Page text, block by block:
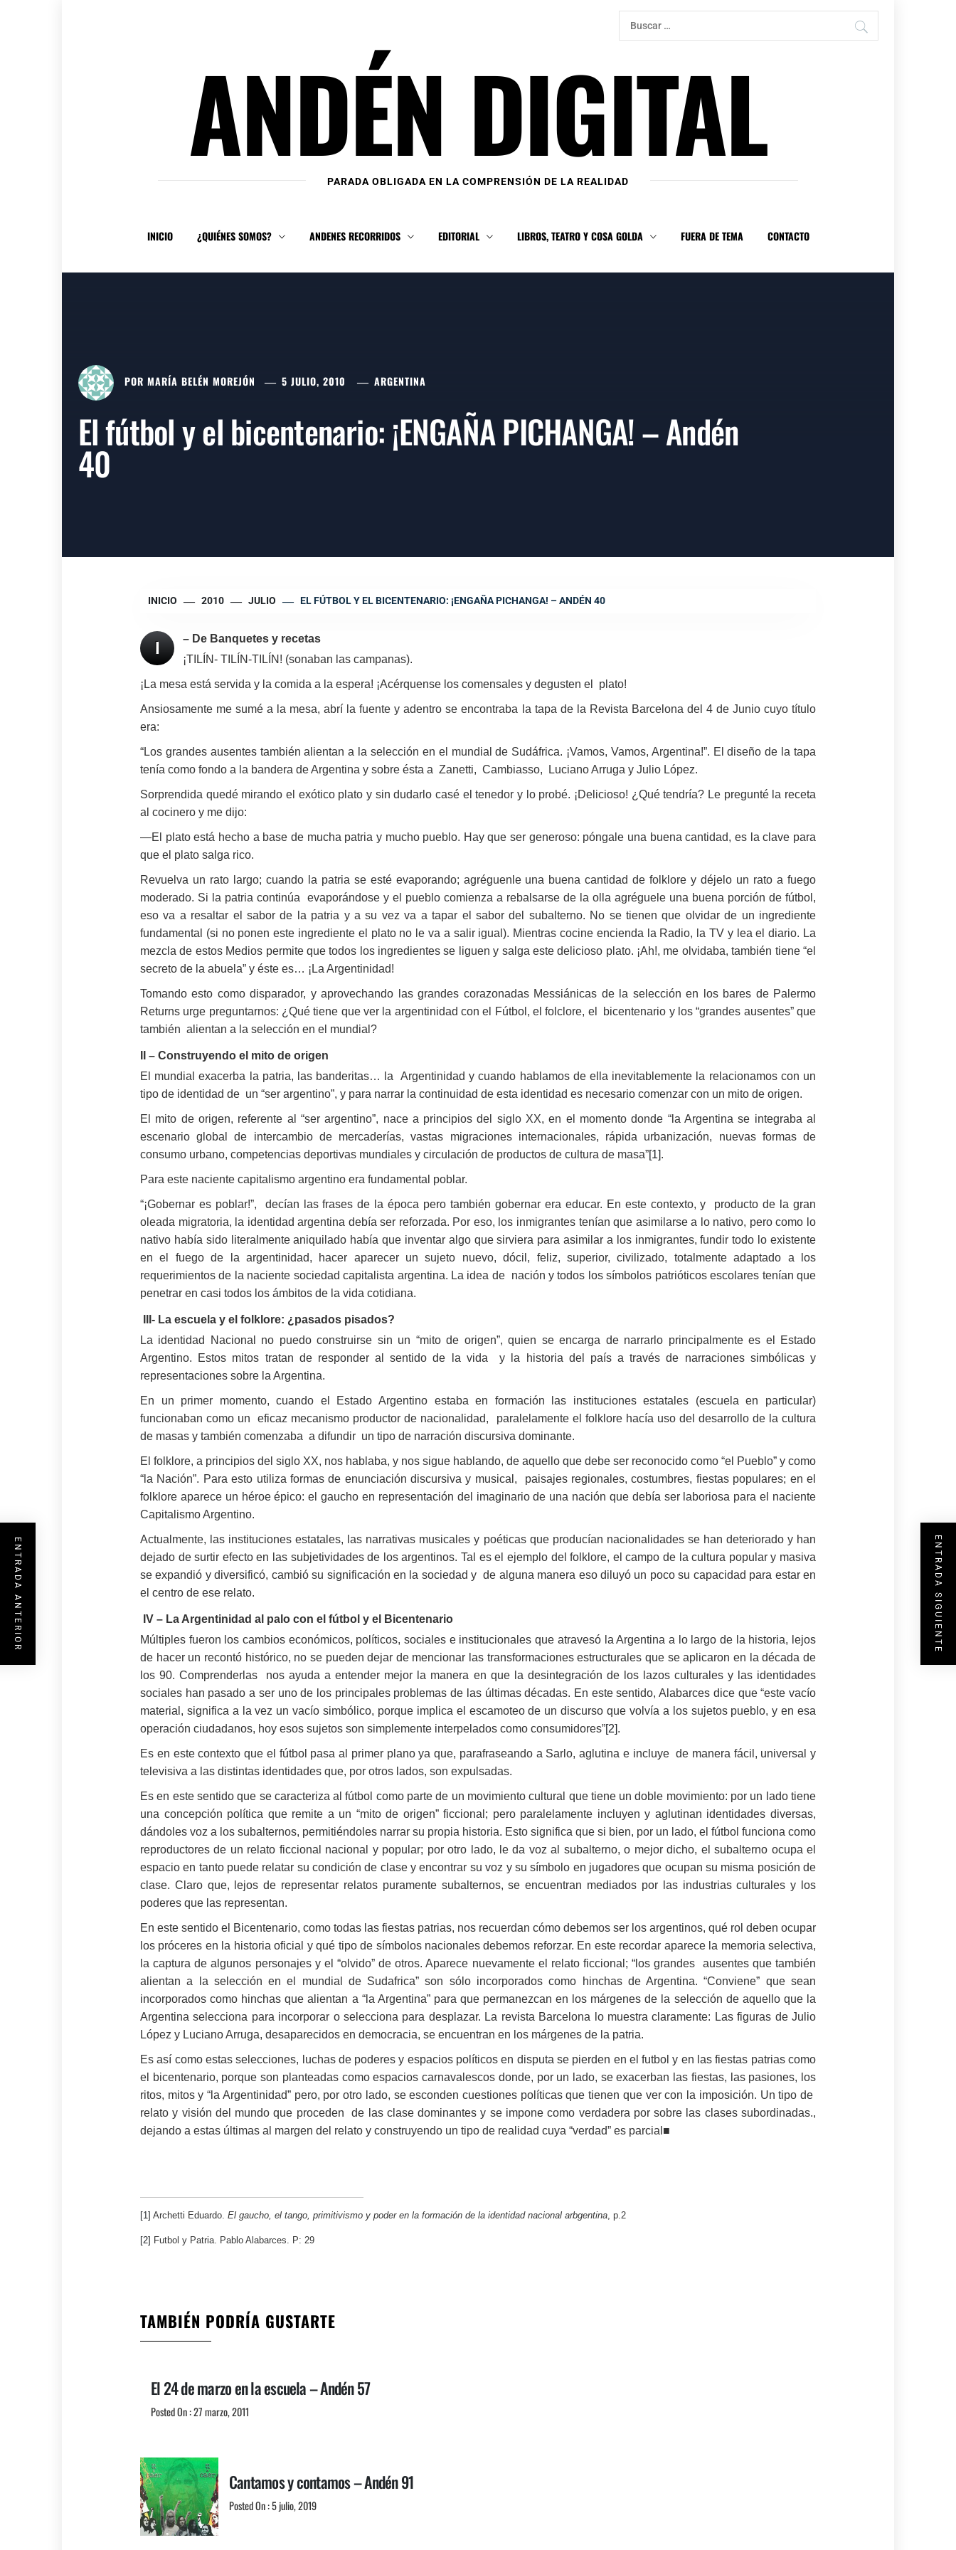
Buscar:
ANDÉN DIGITAL
PARADA OBLIGADA EN LA COMPRENSIÓN DE LA REALIDAD
INICIO ¿QUIÉNES SOMOS? ANDENES RECORRIDOS EDITORIAL LIBROS, TEATRO Y COSA GOLDA FUERA DE TEMA CONTACTO
POR MARÍA BELÉN MOREJÓN 5 JULIO, 2010 ARGENTINA
El fútbol y el bicentenario: ¡ENGAÑA PICHANGA! – Andén
40
INICIO 2010 JULIO EL FÚTBOL Y EL BICENTENARIO: ¡ENGAÑA PICHANGA! – ANDÉN 40
I
– De Banquetes y recetas
¡TILÍN- TILÍN-TILÍN! (sonaban las campanas).
¡La mesa está servida y la comida a la espera! ¡Acérquense los comensales y degusten el plato!
Ansiosamente me sumé a la mesa, abrí la fuente y adentro se encontraba la tapa de la Revista Barcelona del 4 de Junio cuyo título
era:
“Los grandes ausentes también alientan a la selección en el mundial de Sudáfrica. ¡Vamos, Vamos, Argentina!”. El diseño de la tapa
tenía como fondo a la bandera de Argentina y sobre ésta a Zanetti, Cambiasso, Luciano Arruga y Julio López.
Sorprendida quedé mirando el exótico plato y sin dudarlo casé el tenedor y lo probé. ¡Delicioso! ¿Qué tendría? Le pregunté la receta
al cocinero y me dijo:
—El plato está hecho a base de mucha patria y mucho pueblo. Hay que ser generoso: póngale una buena cantidad, es la clave para
que el plato salga rico.
Revuelva un rato largo; cuando la patria se esté evaporando; agréguenle una buena cantidad de folklore y déjelo un rato a fuego
moderado. Si la patria continúa evaporándose y el pueblo comienza a rebalsarse de la olla agréguele una buena porción de fútbol,
eso va a resaltar el sabor de la patria y a su vez va a tapar el sabor del subalterno. No se tienen que olvidar de un ingrediente
fundamental (si no ponen este ingrediente el plato no le va a salir igual). Mientras cocine encienda la Radio, la TV y lea el diario. La
mezcla de estos Medios permite que todos los ingredientes se liguen y salga este delicioso plato. ¡Ah!, me olvidaba, también tiene “el
secreto de la abuela” y éste es… ¡La Argentinidad!
Tomando esto como disparador, y aprovechando las grandes corazonadas Messiánicas de la selección en los bares de Palermo
Returns urge preguntarnos: ¿Qué tiene que ver la argentinidad con el Fútbol, el folclore, el bicentenario y los “grandes ausentes” que
también alientan a la selección en el mundial?
II – Construyendo el mito de origen
El mundial exacerba la patria, las banderitas… la Argentinidad y cuando hablamos de ella inevitablemente la relacionamos con un
tipo de identidad de un “ser argentino”, y para narrar la continuidad de esta identidad es necesario comenzar con un mito de origen.
El mito de origen, referente al “ser argentino”, nace a principios del siglo XX, en el momento donde “la Argentina se integraba al
escenario global de intercambio de mercaderías, vastas migraciones internacionales, rápida urbanización, nuevas formas de
consumo urbano, competencias deportivas mundiales y circulación de productos de cultura de masa”[1].
Para este naciente capitalismo argentino era fundamental poblar.
“¡Gobernar es poblar!”, decían las frases de la época pero también gobernar era educar. En este contexto, y producto de la gran
oleada migratoria, la identidad argentina debía ser reforzada. Por eso, los inmigrantes tenían que asimilarse a lo nativo, pero como lo
nativo había sido literalmente aniquilado había que inventar algo que sirviera para asimilar a los inmigrantes, fundir todo lo existente
en el fuego de la argentinidad, hacer aparecer un sujeto nuevo, dócil, feliz, superior, civilizado, totalmente adaptado a los
requerimientos de la naciente sociedad capitalista argentina. La idea de nación y todos los símbolos patrióticos escolares tenían que
penetrar en casi todos los ámbitos de la vida cotidiana.
III- La escuela y el folklore: ¿pasados pisados?
La identidad Nacional no puedo construirse sin un “mito de origen”, quien se encarga de narrarlo principalmente es el Estado
Argentino. Estos mitos tratan de responder al sentido de la vida y la historia del país a través de narraciones simbólicas y
representaciones sobre la Argentina.
En un primer momento, cuando el Estado Argentino estaba en formación las instituciones estatales (escuela en particular)
funcionaban como un eficaz mecanismo productor de nacionalidad, paralelamente el folklore hacía uso del desarrollo de la cultura
de masas y también comenzaba a difundir un tipo de narración discursiva dominante.
El folklore, a principios del siglo XX, nos hablaba, y nos sigue hablando, de aquello que debe ser reconocido como “el Pueblo” y como
“la Nación”. Para esto utiliza formas de enunciación discursiva y musical, paisajes regionales, costumbres, fiestas populares; en el
folklore aparece un héroe épico: el gaucho en representación del imaginario de una nación que debía ser laboriosa para el naciente
Capitalismo Argentino.
Actualmente, las instituciones estatales, las narrativas musicales y poéticas que producían nacionalidades se han deteriorado y han
dejado de surtir efecto en las subjetividades de los argentinos. Tal es el ejemplo del folklore, el campo de la cultura popular y masiva
se expandió y diversificó, cambió su significación en la sociedad y de alguna manera eso diluyó un poco su capacidad para estar en
el centro de ese relato.
IV – La Argentinidad al palo con el fútbol y el Bicentenario
Múltiples fueron los cambios económicos, políticos, sociales e institucionales que atravesó la Argentina a lo largo de la historia, lejos
de hacer un recontó histórico, no se pueden dejar de mencionar las transformaciones estructurales que se aplicaron en la década de
los 90. Comprenderlas nos ayuda a entender mejor la manera en que la desintegración de los lazos culturales y las identidades
sociales han pasado a ser uno de los principales problemas de las últimas décadas. En este sentido, Alabarces dice que “este vacío
material, significa a la vez un vacío simbólico, porque implica el escamoteo de un discurso que volvía a los sujetos pueblo, y en esa
operación ciudadanos, hoy esos sujetos son simplemente interpelados como consumidores”[2].
Es en este contexto que el fútbol pasa al primer plano ya que, parafraseando a Sarlo, aglutina e incluye de manera fácil, universal y
televisiva a las distintas identidades que, por otros lados, son expulsadas.
Es en este sentido que se caracteriza al fútbol como parte de un movimiento cultural que tiene un doble movimiento: por un lado tiene
una concepción política que remite a un “mito de origen” ficcional; pero paralelamente incluyen y aglutinan identidades diversas,
dándoles voz a los subalternos, permitiéndoles narrar su propia historia. Esto significa que si bien, por un lado, el fútbol funciona como
reproductores de un relato ficcional nacional y popular; por otro lado, le da voz al subalterno, o mejor dicho, el subalterno ocupa el
espacio en tanto puede relatar su condición de clase y encontrar su voz y su símbolo en jugadores que ocupan su misma posición de
clase. Claro que, lejos de representar relatos puramente subalternos, se encuentran mediados por las industrias culturales y los
poderes que las representan.
En este sentido el Bicentenario, como todas las fiestas patrias, nos recuerdan cómo debemos ser los argentinos, qué rol deben ocupar
los próceres en la historia oficial y qué tipo de símbolos nacionales debemos reforzar. En este recordar aparece la memoria selectiva,
la captura de algunos personajes y el “olvido” de otros. Aparece nuevamente el relato ficcional; “los grandes ausentes que también
alientan a la selección en el mundial de Sudafrica” son sólo incorporados como hinchas de Argentina. “Conviene” que sean
incorporados como hinchas que alientan a “la Argentina” para que permanezcan en los márgenes de la selección de aquello que la
Argentina selecciona para incorporar o selecciona para desplazar. La revista Barcelona lo muestra claramente: Las figuras de Julio
López y Luciano Arruga, desaparecidos en democracia, se encuentran en los márgenes de la patria.
Es así como estas selecciones, luchas de poderes y espacios políticos en disputa se pierden en el futbol y en las fiestas patrias como
el bicentenario, porque son planteadas como espacios carnavalescos donde, por un lado, se exacerban las fiestas, las pasiones, los
ritos, mitos y “la Argentinidad” pero, por otro lado, se esconden cuestiones políticas que tienen que ver con la imposición. Un tipo de
relato y visión del mundo que proceden de las clase dominantes y se impone como verdadera por sobre las clases subordinadas.,
dejando a estas últimas al margen del relato y construyendo un tipo de realidad cuya “verdad” es parcial■
[1] Archetti Eduardo. El gaucho, el tango, primitivismo y poder en la formación de la identidad nacional arbgentina, p.2
[2] Futbol y Patria. Pablo Alabarces. P: 29
TAMBIÉN PODRÍA GUSTARTE
El 24 de marzo en la escuela – Andén 57
Posted On : 27 marzo, 2011
Cantamos y contamos – Andén 91
Posted On : 5 julio, 2019
ENTRADA ANTERIOR ENTRADA SIGUIENTE